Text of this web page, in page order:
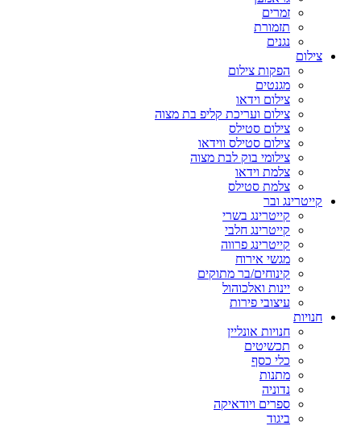
זמרים
תזמורת
נגנים
צילום
הפקות צילום
מגנטים
צילום וידאו
צילום ועריכת קליפ בת מצוה
צילום סטילס
צילום סטילס ווידאו
צילומי בוק לבת מצוה
צלמת וידאו
צלמת סטילס
קייטרינג ובר
קייטרינג בשרי
קייטרינג חלבי
קייטרינג פרווה
מגשי אירוח
קינוחים/בר מתוקים
יינות ואלכוהול
עיצובי פירות
חנויות
חנויות אונליין
תכשיטים
כלי כסף
מתנות
נדוניה
ספרים ויודאיקה
ביגוד